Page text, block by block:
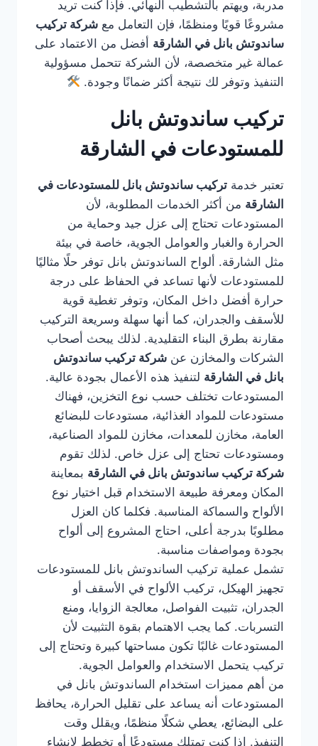
مدربة، ويهتم بالتشطيب النهائي. فإذا كنت تريد
مشروعًا قويًا ومنظمًا، فإن التعامل مع شركة تركيب
ساندوتش بانل في الشارقة أفضل من الاعتماد على
عمالة غير متخصصة، لأن الشركة تتحمل مسؤولية
التنفيذ وتوفر لك نتيجة أكثر ضمانًا وجودة.
تركيب ساندوتش بانل
للمستودعات في الشارقة
تعتبر خدمة تركيب ساندوتش بانل للمستودعات في
الشارقة من أكثر الخدمات المطلوبة، لأن
المستودعات تحتاج إلى عزل جيد وحماية من
الحرارة والغبار والعوامل الجوية، خاصة في بيئة
مثل الشارقة. ألواح الساندوتش بانل توفر حلًا مثاليًا
للمستودعات لأنها تساعد في الحفاظ على درجة
حرارة أفضل داخل المكان، وتوفر تغطية قوية
للأسقف والجدران، كما أنها سهلة وسريعة التركيب
مقارنة بطرق البناء التقليدية. لذلك يبحث أصحاب
الشركات والمخازن عن شركة تركيب ساندوتش
بانل في الشارقة لتنفيذ هذه الأعمال بجودة عالية.
المستودعات تختلف حسب نوع التخزين، فهناك
مستودعات للمواد الغذائية، مستودعات للبضائع
العامة، مخازن للمعدات، مخازن للمواد الصناعية،
ومستودعات تحتاج إلى عزل خاص. لذلك تقوم
شركة تركيب ساندوتش بانل في الشارقة بمعاينة
المكان ومعرفة طبيعة الاستخدام قبل اختيار نوع
الألواح والسماكة المناسبة. فكلما كان العزل
مطلوبًا بدرجة أعلى، احتاج المشروع إلى ألواح
بجودة ومواصفات مناسبة.
تشمل عملية تركيب الساندوتش بانل للمستودعات
تجهيز الهيكل، تركيب الألواح في الأسقف أو
الجدران، تثبيت الفواصل، معالجة الزوايا، ومنع
التسربات. كما يجب الاهتمام بقوة التثبيت لأن
المستودعات غالبًا تكون مساحتها كبيرة وتحتاج إلى
تركيب يتحمل الاستخدام والعوامل الجوية.
من أهم مميزات استخدام الساندوتش بانل في
المستودعات أنه يساعد على تقليل الحرارة، يحافظ
على البضائع، يعطي شكلًا منظمًا، ويقلل وقت
التنفيذ. إذا كنت تمتلك مستودعًا أو تخطط لإنشاء